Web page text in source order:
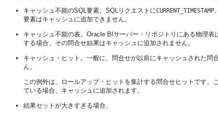
キャッシュ不能のSQL要素。SQLリクエストにCURRENT_TIMESTAMP
要素はキャッシュに追加できません。
キャッシュ不能の表。 Oracle BIサーバー ・リポジトリにある物理
する場合、その問合せ結果はキャッシュに追加されません。
キャッシュ・ヒット。一般に、問合せが以前にキャッシュされた
ん。
この例外は、ロールアップ・ヒットを集計する問合せヒットです。
ている場合、キャッシュに追加されます。
結果セットが大きすぎる場合。